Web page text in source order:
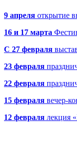
9 апреля открытие
16 и 17 марта
С 27 февраля
23 февраля
22 февраля
15 февраля вечер-
12 февраля лекция